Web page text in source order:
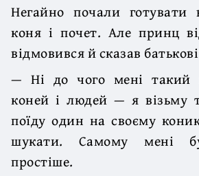
Негайно почали готувати
коня і почет. Але принц
відмовився й сказав
— Ні до чого мені такий
коней і людей — я візьму
поїду один на своєму
шукати. Самому мені
простіше.